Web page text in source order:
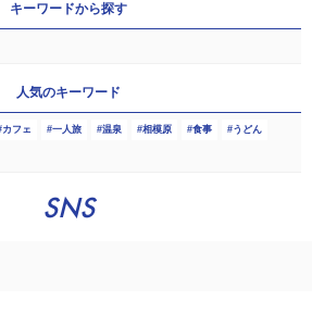
キーワードから探す
人気のキーワード
カフェ 一人旅 温泉 相模原 食事 うどん
SNS